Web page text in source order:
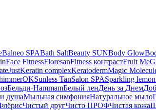
Balneo SPABath SaltBeauty SUNBody Glow
Face FitnessFloresanFitness контрастFruit Me
JustKeratin complexKeratodermMagic
Sunless TanSalon SPASparkling lemon
Бельди-HammamБелый ленДень за Днем
душаМыльная симфонияНатуральное мыло
Чистый другЧисто ПРОФЧистая кожа